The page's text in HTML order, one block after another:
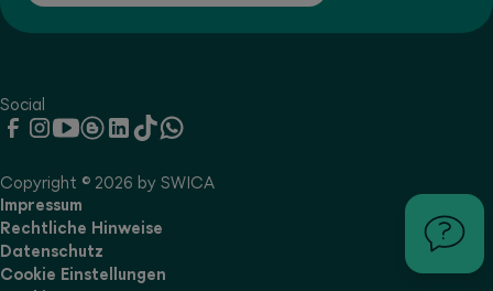
Social
Copyright © 2026 by SWICA
Impressum
Rechtliche Hinweise
Datenschutz
Cookie Einstellungen